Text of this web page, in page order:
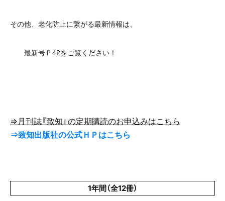
その他、老化防止に繋がる最新情報は、
最新号Ｐ42をご覧ください！
⇒月刊誌『致知』の定期購読のお申込みはこちら
⇒致知出版社の公式ＨＰはこちら
1年間（全12冊）